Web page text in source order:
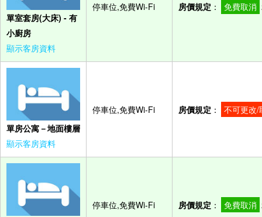
單室套房(大床) - 有
小廚房
顯示客房資料
停車位,免費Wi-Fi 房價規定 ： 免費取消
單房公寓－地面樓層
顯示客房資料
停車位,免費Wi-Fi 房價規定 ： 不可更改/
停車位,免費Wi-Fi 房價規定 ： 免費取消